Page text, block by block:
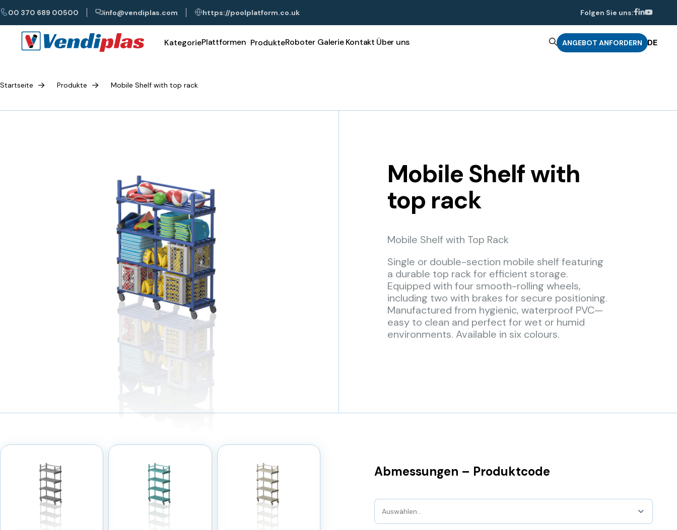
00 370 689 00500 info@vendiplas.com https://poolplatform.co.uk Folgen Sie uns:
KategoriePlattformen ProdukteRoboter Galerie Kontakt Über uns ANGEBOT ANFORDERN DE
Startseite Produkte Mobile Shelf with top rack
Mobile Shelf with
top rack
Mobile Shelf with Top Rack
Single or double-section mobile shelf featuring
a durable top rack for efficient storage.
Equipped with four smooth-rolling wheels,
including two with brakes for secure positioning.
Manufactured from hygienic, waterproof PVC—
easy to clean and perfect for wet or humid
environments. Available in six colours.
Abmessungen – Produktcode
Auswählen…